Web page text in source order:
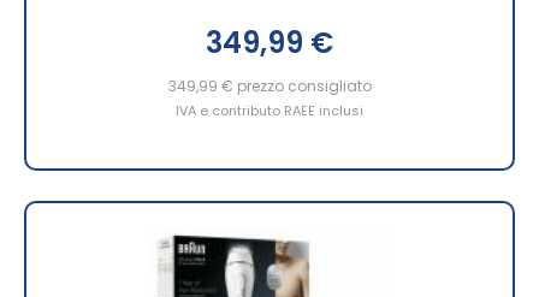
349,99 €
349,99 € prezzo consigliato
IVA e contributo RAEE inclusi